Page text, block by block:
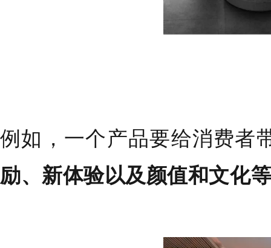
例如，一个产品要给消费者
励、新体验以及颜值和文化